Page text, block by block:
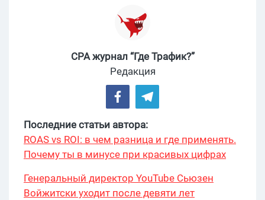
CPA журнал “Где Трафик?”
Редакция
Последние статьи автора:
ROAS vs ROI: в чем разница и где применять.
Почему ты в минусе при красивых цифрах
Генеральный директор YouTube Сьюзен
Войжитски уходит после девяти лет